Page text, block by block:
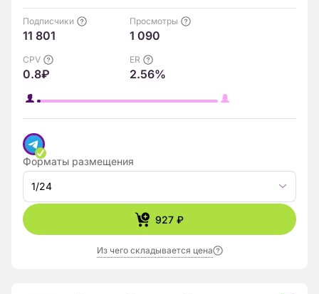
Подписчики
11 801
Просмотры
1 090
CPV
0.8₽
ER
2.56%
Форматы размещения
1/24
927 ₽
Из чего складывается цена